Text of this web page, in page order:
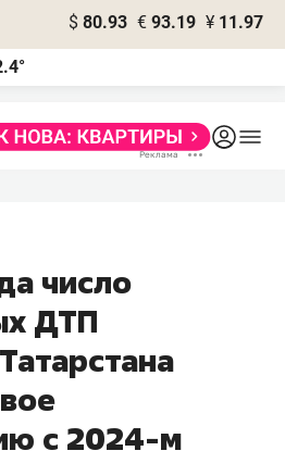
$ 80.93 € 93.19 ¥ 11.97
число
ДТП
с 2024-м